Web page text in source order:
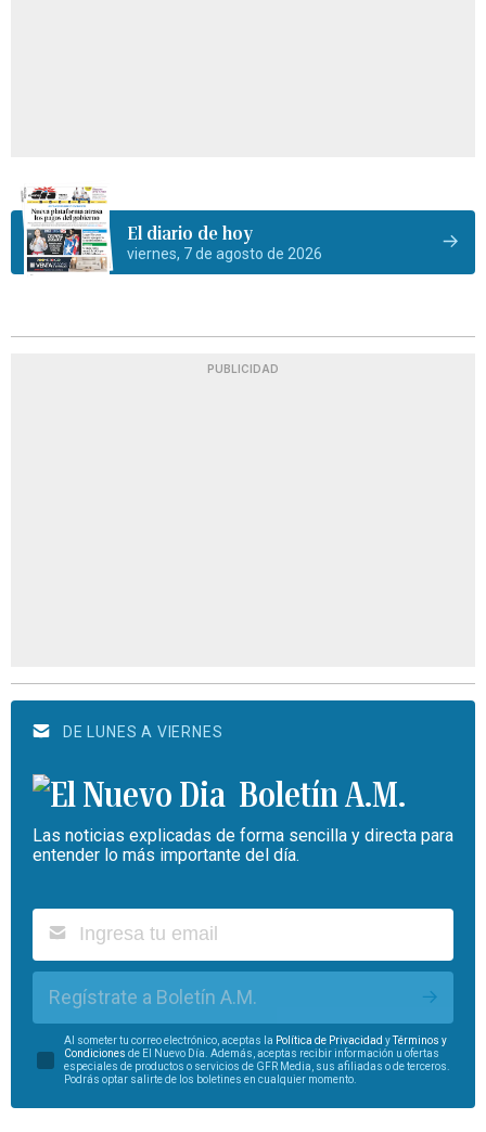
El diario de hoy
viernes, 7 de agosto de 2026
PUBLICIDAD
DE LUNES A VIERNES
Boletín A.M.
Las noticias explicadas de forma sencilla y directa para
entender lo más importante del día.
Regístrate a Boletín A.M.
Al someter tu correo electrónico, aceptas la Política de Privacidad yTérminos y
Condiciones de El Nuevo Día. Además, aceptas recibir información u ofertas
especiales de productos o servicios de GFR Media, sus afiliadas o de terceros.
Podrás optar salirte de los boletines en cualquier momento.